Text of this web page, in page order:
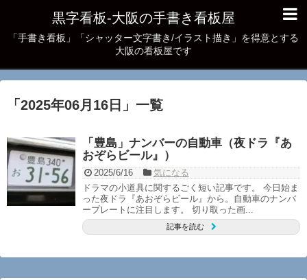
黒字看板‐大阪の手書き看板屋
「手書き看板」「シャッター文字書き/イラスト描き」を得意とする
大阪の看板屋です
「 2025年06月16日 」 一覧
「豊島」ナンバーの自動車（夜ドラ『あ
おぞらビール』）
2025/6/16
気になる
ドラマの小道具に関するごく短い記事です。 今日始ま
った夜ドラ『あおぞらビール』から。自動車のナンバ
ープレートに注目します。 切り取った画...
記事を読む